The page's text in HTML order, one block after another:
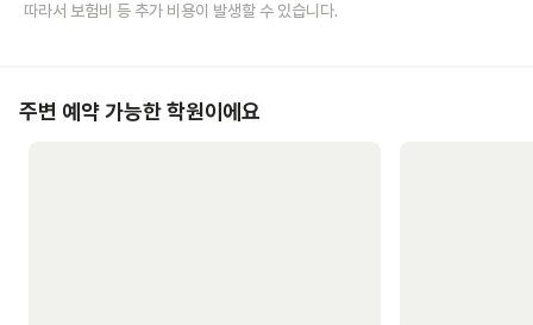
따라서 보험비 등 추가 비용이 발생할 수 있습니다.
주변 예약 가능한 학원이에요